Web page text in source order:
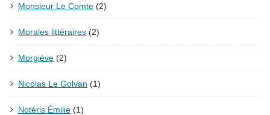
Monsieur Le Comte (2)
Morales littéraires (2)
Morgiève (2)
Nicolas Le Golvan (1)
Notéris Émilie (1)